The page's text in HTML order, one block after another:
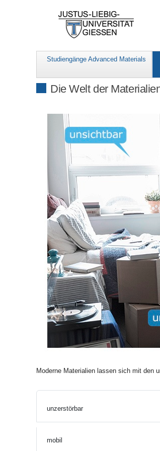
Studiengänge Advanced Materials
Die Welt der
Moderne Materialien lassen sich mit den
unzerstörbar
mobil